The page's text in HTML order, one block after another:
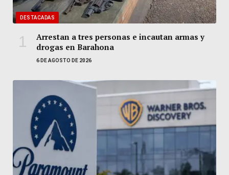
DESTACADAS
Arrestan a tres personas e incautan armas y
drogas en Barahona
6 DE AGOSTO DE 2026